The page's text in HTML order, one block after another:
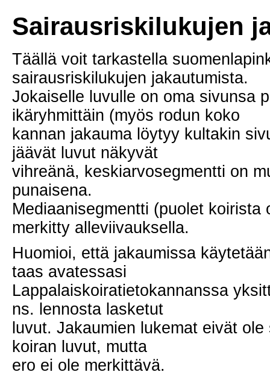
Sairausriskilukujen
Täällä voit tarkastella
sairausriskilukujen jakautumista.
Jokaiselle luvulle on oma sivunsa
ikäryhmittäin (myös rodun koko
kannan jakauma löytyy kultakin
jäävät luvut näkyvät
vihreänä, keskiarvosegmentti on
punaisena.
Mediaanisegmentti (puolet
merkitty alleviivauksella.
Huomioi, että jakaumissa
taas avatessasi
Lappalaiskoiratietokannanssa
ns. lennosta lasketut
luvut. Jakaumien lukemat eivät
koiran luvut, mutta
ero ei ole merkittävä.